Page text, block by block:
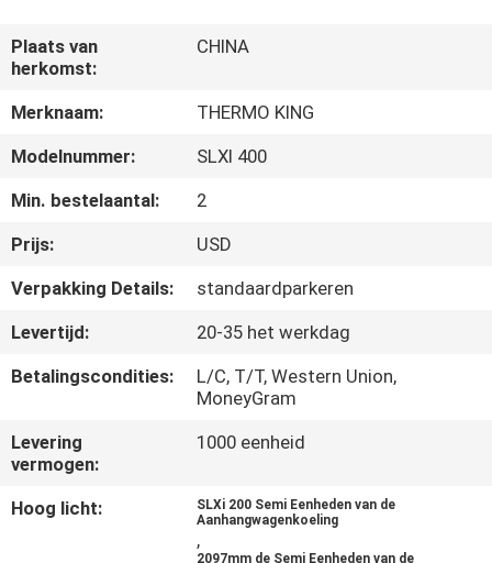
FABRIEKSTOCHT
KWALITEITSCONTROLE
NEEM
CONTACT
MET
ONS
OP
NIEUWS
GEVALLEN
Plaats van
herkomst:
CHINA
Merknaam:
THERMO KING
Modelnummer:
SLXI 400
Min. bestelaantal:
2
Prijs:
USD
Verpakking Details:
standaardparkeren
Levertijd:
20-35 het werkdag
Betalingscondities:
L/C, T/T, Western Union,
MoneyGram
Levering
vermogen:
1000 eenheid
Hoog licht:
SLXi 200 Semi Eenheden van de
Aanhangwagenkoeling
,
2097mm de Semi Eenheden van de